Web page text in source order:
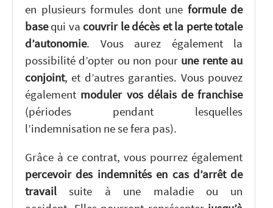
en plusieurs formules dont une formule de
basequi va couvrir le décès et la perte totale
d’autonomie. Vous aurez également la
possibilité d’opter ou non pour une rente au
conjoint, et d’autres garanties. Vous pouvez
également moduler vos délais de franchise
(périodes pendant lesquelles
l’indemnisation ne se fera pas).
Grâce à ce contrat, vous pourrez également
percevoir des indemnités en cas d’arrêt de
travailsuite à une maladie ou un